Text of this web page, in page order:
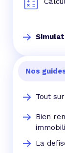
Nos
Tout
Bien
La